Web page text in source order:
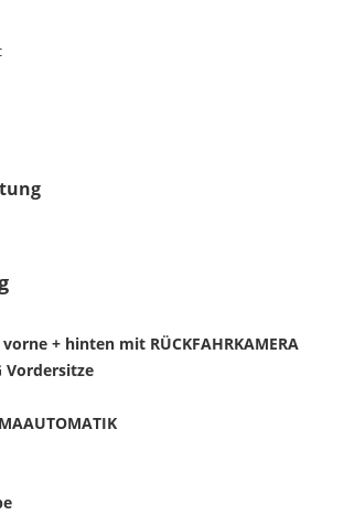
vorne + hinten mit RÜCKFAHRKAMERA
Vordersitze